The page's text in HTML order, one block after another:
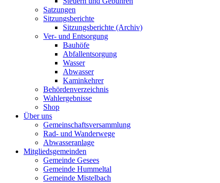
Satzungen
Sitzungsberichte
Sitzungsberichte (Archiv)
Ver- und Entsorgung
Bauhöfe
Abfallentsorgung
Wasser
Abwasser
Kaminkehrer
Behördenverzeichnis
Wahlergebnisse
Shop
Über uns
Gemeinschaftsversammlung
Rad- und Wanderwege
Abwasseranlage
Mitgliedsgemeinden
Gemeinde Gesees
Gemeinde Hummeltal
Gemeinde Mistelbach